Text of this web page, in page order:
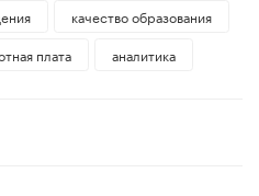
качество образования
плата аналитика